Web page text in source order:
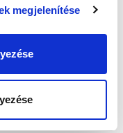
megjelenítése
UFC